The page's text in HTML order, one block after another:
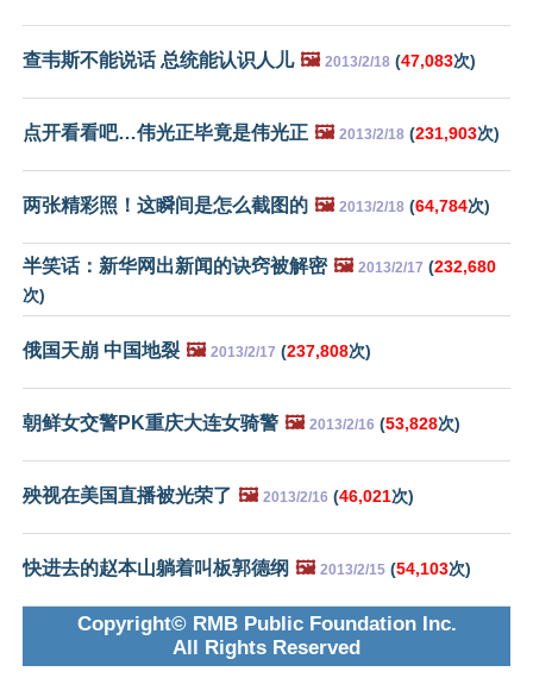
查韦斯不能说话 总统能认识人儿 🖼️ 2013/2/18 (47,083次)
点开看看吧…伟光正毕竟是伟光正 🖼️ 2013/2/18 (231,903次)
两张精彩照！这瞬间是怎么截图的 🖼️ 2013/2/18 (64,784次)
半笑话：新华网出新闻的诀窍被解密 🖼️ 2013/2/17 (232,680
次)
俄国天崩 中国地裂 🖼️ 2013/2/17 (237,808次)
朝鲜女交警PK重庆大连女骑警 🖼️ 2013/2/16 (53,828次)
殃视在美国直播被光荣了 🖼️ 2013/2/16 (46,021次)
快进去的赵本山躺着叫板郭德纲 🖼️ 2013/2/15 (54,103次)
Copyright© RMB Public Foundation Inc.
All Rights Reserved